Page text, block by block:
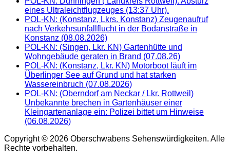
eines Ultraleichtflugzeuges (13:37 Uhr).
POL-KN: (Konstanz, Lkrs. Konstanz) Zeugenaufruf
nach Verkehrsunfallflucht in der Bodanstraße in
Konstanz (08.08.2026)
POL-KN: (Singen, Lkr. KN) Gartenhütte und
Wohngebäude geraten in Brand (07.08.26)
POL-KN: (Konstanz, Lkr. KN) Motorboot läuft im
Überlinger See auf Grund und hat starken
Wassereinbruch (07.08.2026)
POL-KN: (Oberndorf am Neckar / Lkr. Rottweil)
Unbekannte brechen in Gartenhäuser einer
Kleingartenanlage ein: Polizei bittet um Hinweise
(06.08.2026)
Copyright © 2026 Oberschwabens Sehenswürdigkeiten. Alle
Rechte vorbehalten.